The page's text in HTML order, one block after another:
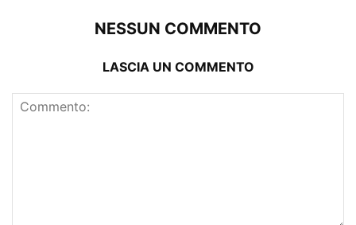
NESSUN COMMENTO
LASCIA UN COMMENTO